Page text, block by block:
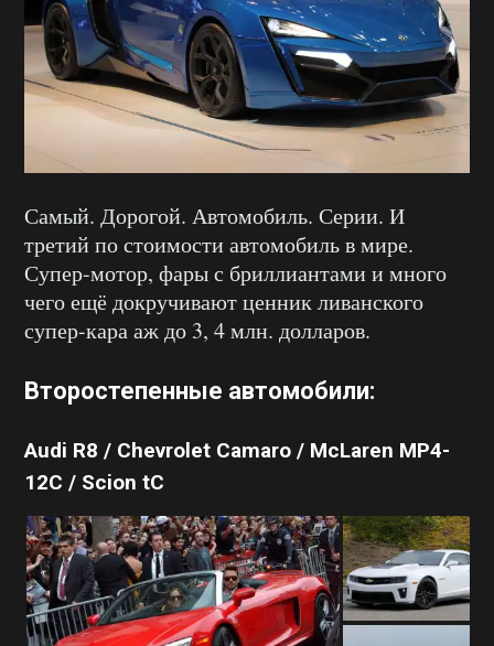
Самый. Дорогой. Автомобиль. Серии. И
третий по стоимости автомобиль в мире.
Супер-мотор, фары с бриллиантами и много
чего ещё докручивают ценник ливанского
супер-кара аж до 3, 4 млн. долларов.
Второстепенные автомобили:
Audi R8 / Chevrolet Camaro / McLaren MP4-
12C / Scion tC